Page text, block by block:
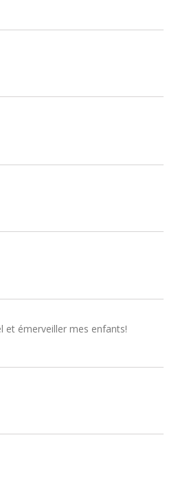
et émerveiller mes enfants!